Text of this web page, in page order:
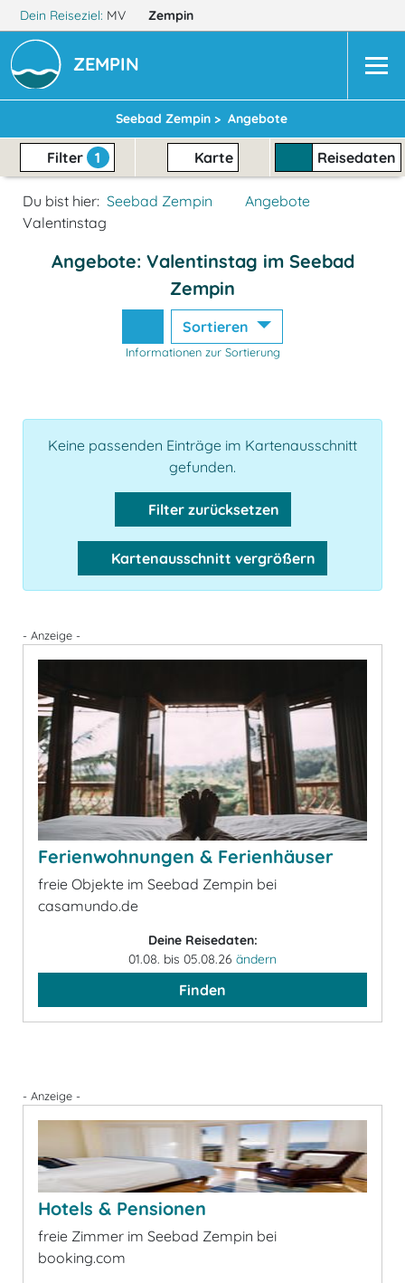
Dein Reiseziel: MV Zempin
ZEMPIN
Seebad Zempin > Angebote
Filter 1 Karte Reisedaten
Du bist hier: Seebad Zempin
Angebote
Valentinstag
Angebote: Valentinstag im Seebad
Zempin
Sortieren
Informationen zur Sortierung
Keine passenden Einträge im Kartenausschnitt
gefunden.
Filter zurücksetzen
Kartenausschnitt vergrößern
- Anzeige -
Ferienwohnungen & Ferienhäuser
freie Objekte im Seebad Zempin bei
casamundo.de
Deine Reisedaten:
01.08. bis 05.08.26 ändern
Finden
- Anzeige -
Hotels & Pensionen
freie Zimmer im Seebad Zempin bei
booking.com